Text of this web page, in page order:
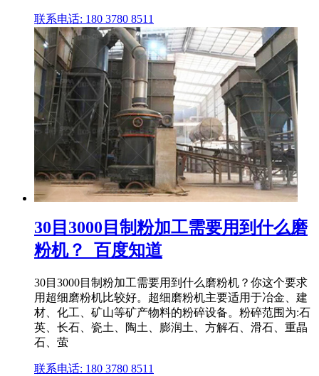
联系电话: 180 3780 8511
30目3000目制粉加工需要用到什么磨
粉机？_百度知道
30目3000目制粉加工需要用到什么磨粉机？你这个要求
用超细磨粉机比较好。超细磨粉机主要适用于冶金、建
材、化工、矿山等矿产物料的粉碎设备。粉碎范围为:石
英、长石、瓷土、陶土、膨润土、方解石、滑石、重晶
石、萤
联系电话: 180 3780 8511